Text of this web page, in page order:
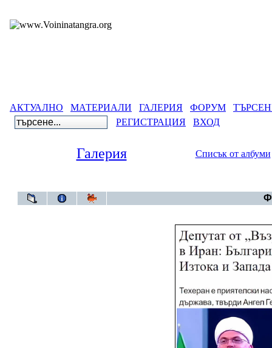
АКТУАЛНО МАТЕРИАЛИ ГАЛЕРИЯ ФОРУМ
РЕГИСТРАЦИЯ
ВХОД
Галерия Списък от албуми